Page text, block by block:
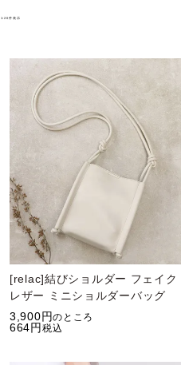
1-20 件表示
[relac]結びショルダー フェイク
レザー ミニショルダーバッグ
3,900
のところ
664 税込